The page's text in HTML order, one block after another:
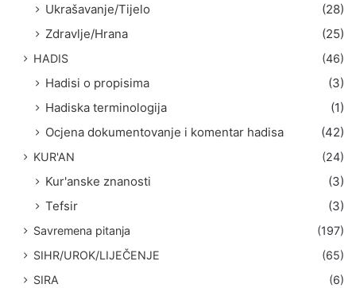
Ukrašavanje/Tijelo
(28)
Zdravlje/Hrana
(25)
HADIS (46)
Hadisi o propisima
(3)
Hadiska terminologija
(1)
Ocjena dokumentovanje i komentar hadisa
(42)
KUR'AN (24)
Kur'anske znanosti
(3)
Tefsir
(3)
Savremena pitanja
(197)
SIHR/UROK/LIJEČENJE
(65)
SIRA
(6)